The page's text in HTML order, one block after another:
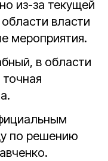
из-за текущей
власти
мероприятия.
в области
по решению